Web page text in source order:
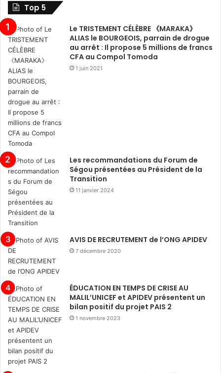
Top 5
Le TRISTEMENT CÉLÈBRE 《MARAKA》
ALIAS le BOURGEOIS, parrain de drogue
au arrêt : Il propose 5 millions de francs
CFA au Compol Tomoda
1 juin 2021
Les recommandations du Forum de
Ségou présentées au Président de la
Transition
11 janvier 2024
AVIS DE RECRUTEMENT de l’ONG APIDEV
7 décembre 2020
ÉDUCATION EN TEMPS DE CRISE AU
MALIL’UNICEF et APIDEV présentent un
bilan positif du projet PAIS 2
1 novembre 2023